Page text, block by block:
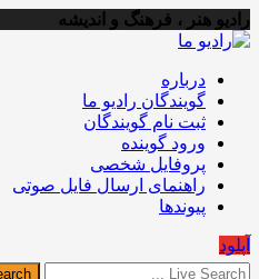
رادیو هنر ، فرهنگ و اندیشه
درباره
گویندگان رادیو ما
ثبت نام گویندگان
ورود گوینده
پروفایل شخصی
راهنمای ارسال فایل صوتی
پیوندها
آپلود